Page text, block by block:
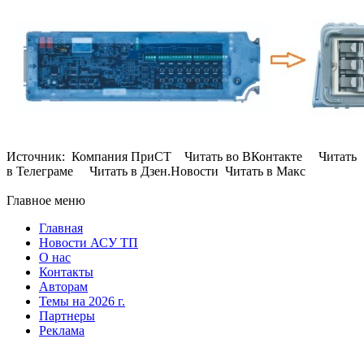
Источник: Компания ПриСТ Читать во ВКонтакте Читать
в Телеграме Читать в Дзен.Новости Читать в Макс
Главное меню
Главная
Новости АСУ ТП
О нас
Контакты
Авторам
Темы на 2026 г.
Партнеры
Реклама